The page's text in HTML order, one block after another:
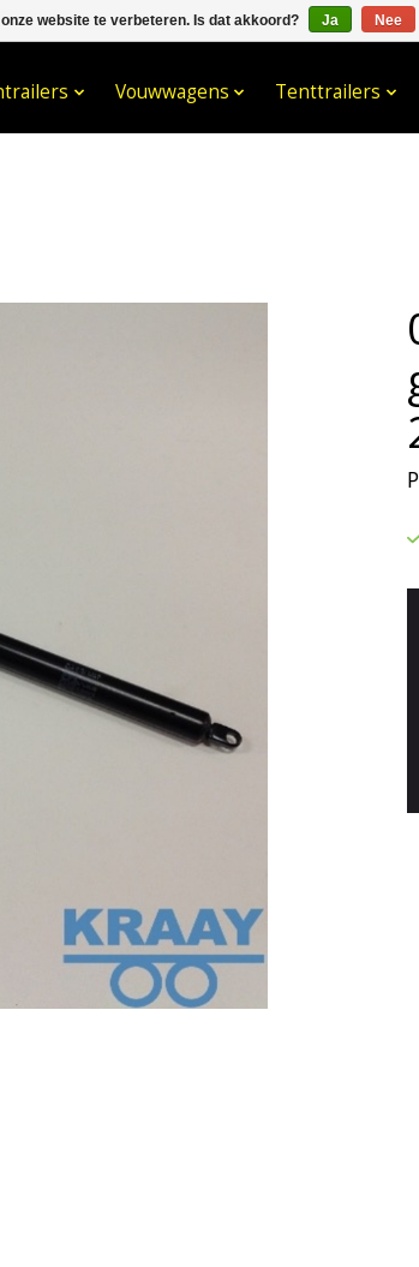
033- 2470 538
Vouwwagens Tenttrailers
website te verbeteren. Is dat akkoord? Ja Nee